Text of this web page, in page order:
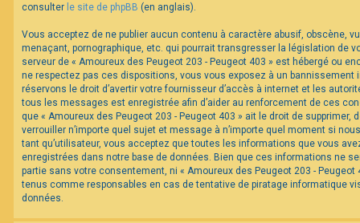
consulter le site de phpBB (en anglais).
Vous acceptez de ne publier aucun contenu à caractère abusif, obscène,
menaçant, pornographique, etc. qui pourrait transgresser la législation de
serveur de « Amoureux des Peugeot 203 - Peugeot 403 » est hébergé ou
ne respectez pas ces dispositions, vous vous exposez à un
réservons le droit d’avertir votre fournisseur d’accès à internet et les
tous les messages est enregistrée afin d’aider au renforcement de ces
que « Amoureux des Peugeot 203 - Peugeot 403 » ait le droit de supprimer,
verrouiller n’importe quel sujet et message à n’importe quel moment si
tant qu’utilisateur, vous acceptez que toutes les informations que vous
enregistrées dans notre base de données. Bien que ces informations ne
partie sans votre consentement, ni « Amoureux des Peugeot 203 - Peugeot
tenus comme responsables en cas de tentative de piratage informatique
données.